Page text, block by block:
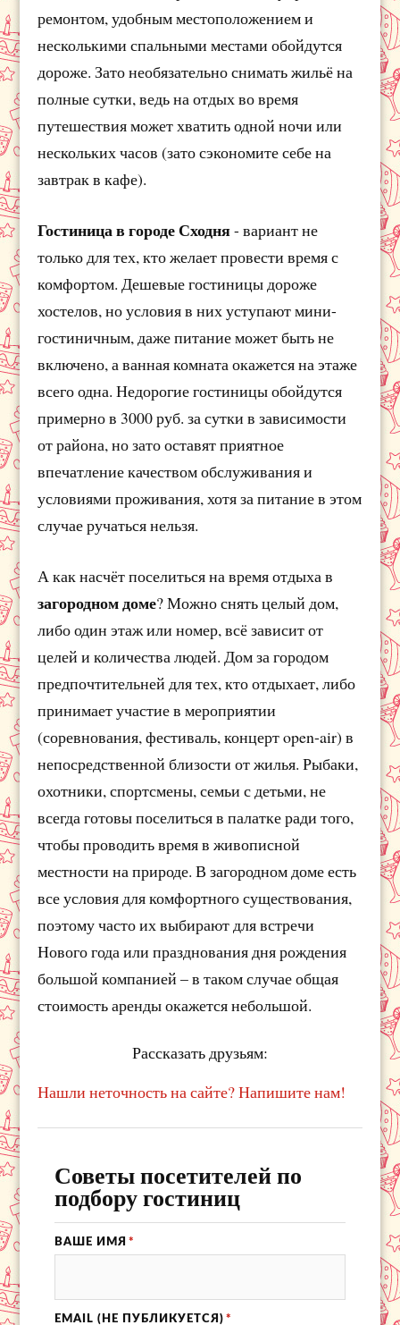
ремонтом, удобным местоположением и
несколькими спальными местами обойдутся
дороже. Зато необязательно снимать жильё на
полные сутки, ведь на отдых во время
путешествия может хватить одной ночи или
нескольких часов (зато сэкономите себе на
завтрак в кафе).
Гостиница в городе Сходня- вариант не
только для тех, кто желает провести время с
комфортом. Дешевые гостиницы дороже
хостелов, но условия в них уступают мини-
гостиничным, даже питание может быть не
включено, а ванная комната окажется на этаже
всего одна. Недорогие гостиницы обойдутся
примерно в 3000 руб. за сутки в зависимости
от района, но зато оставят приятное
впечатление качеством обслуживания и
условиями проживания, хотя за питание в этом
случае ручаться нельзя.
А как насчёт поселиться на время отдыха в
загородном доме? Можно снять целый дом,
либо один этаж или номер, всё зависит от
целей и количества людей. Дом за городом
предпочтительней для тех, кто отдыхает, либо
принимает участие в мероприятии
(соревнования, фестиваль, концерт open-air) в
непосредственной близости от жилья. Рыбаки,
охотники, спортсмены, семьи с детьми, не
всегда готовы поселиться в палатке ради того,
чтобы проводить время в живописной
местности на природе. В загородном доме есть
все условия для комфортного существования,
поэтому часто их выбирают для встречи
Нового года или празднования дня рождения
большой компанией – в таком случае общая
стоимость аренды окажется небольшой.
Рассказать друзьям:
Нашли неточность на сайте? Напишите нам!
Советы посетителей по
подбору гостиниц
ВАШЕ ИМЯ *
EMAIL (НЕ ПУБЛИКУЕТСЯ) *